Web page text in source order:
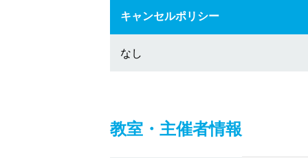
キャンセルポリシー
なし
教室・主催者情報